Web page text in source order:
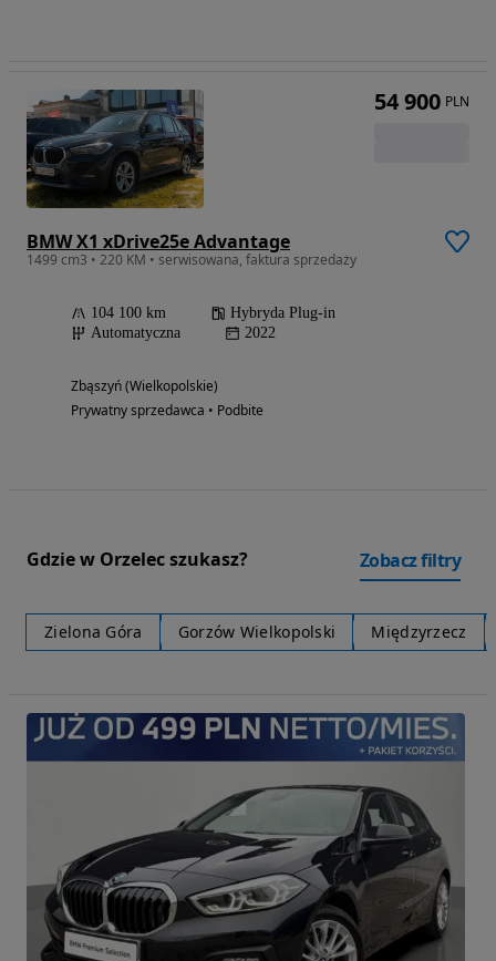
BMW X1 xDrive25e Advantage
1499 cm3 • 220 KM • serwisowana, faktura sprzedaży
104 100 km
Hybryda Plug-in
Automatyczna
2022
Zbąszyń (Wielkopolskie)
Prywatny sprzedawca • Podbite
54 900 PLN
Gdzie w Orzelec szukasz? Zobacz filtry
Zielona Góra Gorzów Wielkopolski Międzyrzecz